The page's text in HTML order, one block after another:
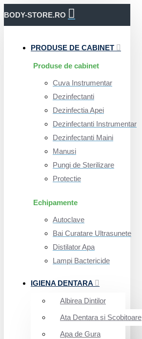
BODY-STORE.RO
PRODUSE DE CABINET
Produse de cabinet
Cuva Instrumentar
Dezinfectanti
Dezinfectia Apei
Dezinfectanti Instrumentar
Dezinfectanti Maini
Manusi
Pungi de Sterilizare
Protectie
Echipamente
Autoclave
Bai Curatare Ultrasunete
Distilator Apa
Lampi Bactericide
IGIENA DENTARA
Albirea Dintilor
Ata Dentara si Scobitoare
Apa de Gura